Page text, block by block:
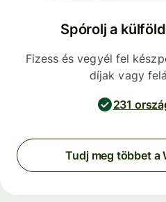
Spórolj a
Fizess és vegyél fel
díjak vagy
231
Tudj meg többet a